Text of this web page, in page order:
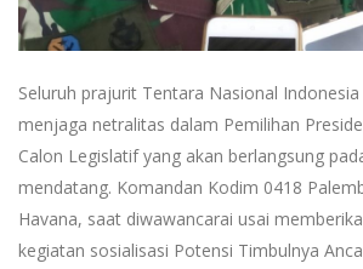
Seluruh prajurit Tentara Nasional
menjaga netralitas dalam Pemilihan
Calon Legislatif yang akan berlangsung
mendatang. Komandan Kodim 0418
Havana, saat diwawancarai usai
kegiatan sosialisasi Potensi Timbulnya